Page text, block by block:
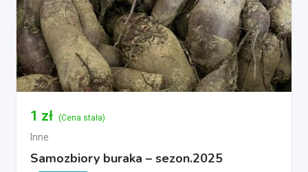
1 zł (Cena stała)
Inne
Samozbiory buraka – sezon.2025